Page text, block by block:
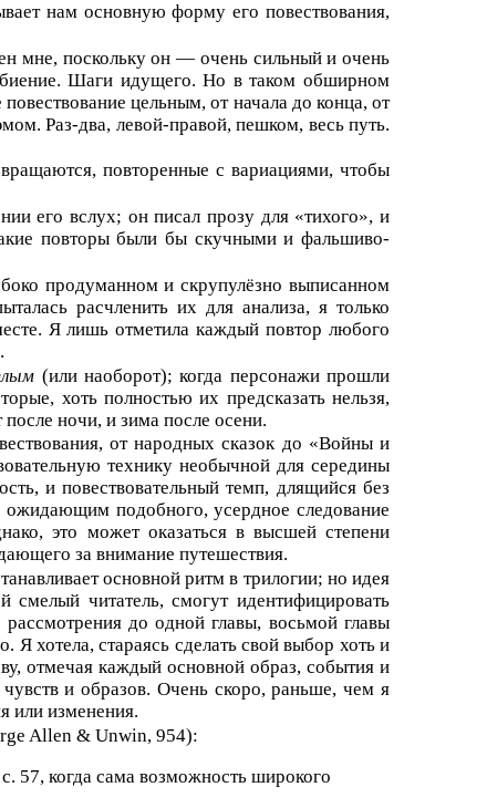
нам основную форму его повествования,
мне, поскольку он — очень сильный и очень
Шаги идущего. Но в таком обширном
цельным, от начала до конца, от
Раз-два, левой-правой, пешком, весь путь.
повторенные с вариациями, чтобы
его вслух; он писал прозу для «тихого», и
повторы были бы скучными и фальшиво-
продуманном и скрупулёзно выписанном
расчленить их для анализа, я только
Я лишь отметила каждый повтор любого
(или наоборот); когда персонажи прошли
хоть полностью их предсказать нельзя,
ночи, и зима после осени.
от народных сказок до «Войны и
технику необычной для середины
и повествовательный темп, длящийся без
ожидающим подобного, усердное следование
это может оказаться в высшей степени
за внимание путешествия.
основной ритм в трилогии; но идея
читатель, смогут идентифицировать
до одной главы, восьмой главы
Я хотела, стараясь сделать свой выбор хоть и
отмечая каждый основной образ, события и
и образов. Очень скоро, раньше, чем я
или изменения.
Allen & Unwin, 954):
57, когда сама возможность широкого